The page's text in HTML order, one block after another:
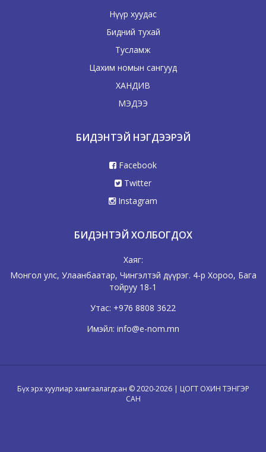
Нүүр хуудас
Бидний тухай
Тусламж
Цахим номын сангууд
ХАНДИВ
МЭДЭЭ
БИДЭНТЭЙ НЭГДЭЭРЭЙ
Facebook
Twitter
Instagram
БИДЭНТЭЙ ХОЛБОГДОХ
Хаяг:
Монгол улс, Улаанбаатар, Чингэлтэй дүүрэг. 4-р Хороо, Бага
тойруу 18-1
Утас: +976 8808 3622
Имэйл: info@e-nom.mn
Бүх эрх хуулиар хамгаалагдсан © 2020-2026 | ЦОГТ ОХИН ТЭНГЭР
САН